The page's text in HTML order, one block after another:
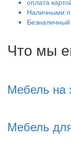
Наличными
Что мы
Мебель на
Мебель